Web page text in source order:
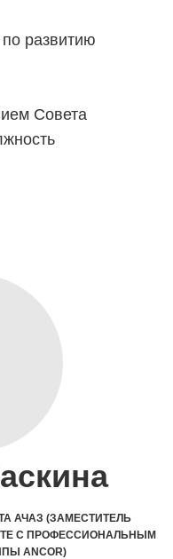
развитию
Совета
АЧАЗ (ЗАМЕСТИТЕЛЬ
С ПРОФЕССИОНАЛЬНЫМ
ANCOR)